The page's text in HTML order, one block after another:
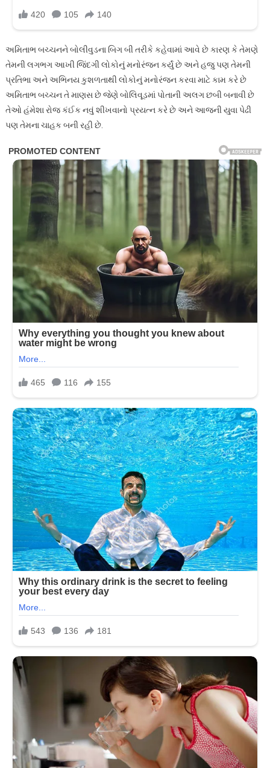
અમિતાભ બચ્ચનને બોલીવુડના બિગ બી તરીકે કહેવામાં આવે છે કારણ કે તેમણે
તેમની લગભગ આખી જિંદગી લોકોનું મનોરંજન કર્યું છે અને હજુ પણ તેમની
પ્રતિભા અને અભિનય કુશળતાથી લોકોનું મનોરંજન કરવા માટે કામ કરે છે
અમિતાભ બચ્ચન તે માણસ છે જેણે બોલિવૂડમાં પોતાની અલગ છબી બનાવી છે
તેઓ હંમેશા રોજ કંઈક નવું શીખવાનો પ્રયત્ન કરે છે અને આજની યુવા પેઢી
પણ તેમના ચાહક બની રહી છે.